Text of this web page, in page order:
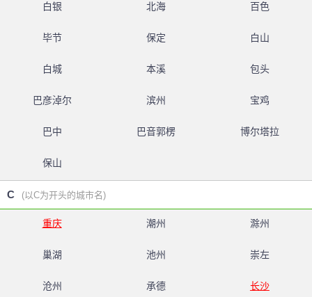
白银 北海 百色
毕节 保定 白山
白城 本溪 包头
巴彦淖尔 滨州 宝鸡
巴中 巴音郭楞 博尔塔拉
保山
C (以C为开头的城市名)
重庆 潮州 滁州
巢湖 池州 崇左
沧州 承德 长沙